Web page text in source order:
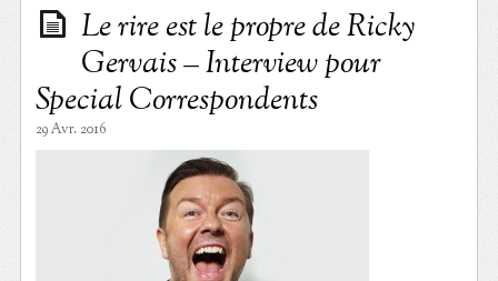
Le rire est le propre de Ricky
Gervais – Interview pour
Special Correspondents
29 Avr. 2016